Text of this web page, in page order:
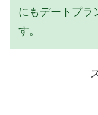
にもデートプラ
す。